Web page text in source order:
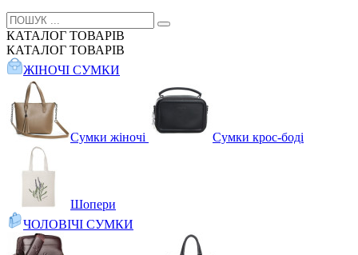
КАТАЛОГ ТОВАРІВ
КАТАЛОГ ТОВАРІВ
ЖІНОЧІ СУМКИ
Сумки жіночі Сумки крос-боді
Шопери
ЧОЛОВІЧІ СУМКИ